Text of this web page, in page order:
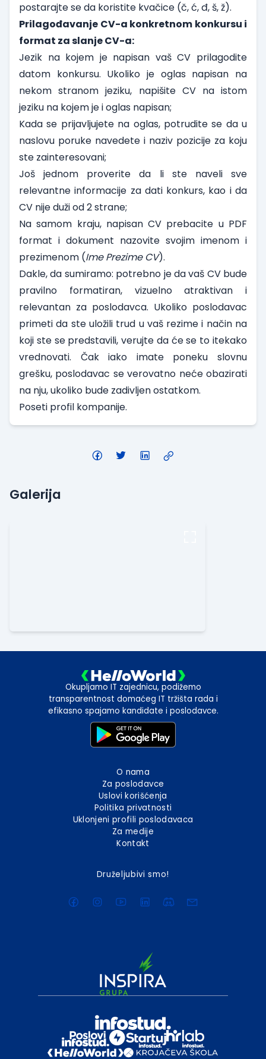
postarajte se da koristite kvačice (č, ć, đ, š, ž).
Prilagođavanje CV-a konkretnom konkursu i
format za slanje CV-a:
Jezik na kojem je napisan vaš CV prilagodite
datom konkursu. Ukoliko je oglas napisan na
nekom stranom jeziku, napišite CV na istom
jeziku na kojem je i oglas napisan;
Kada se prijavljujete na oglas, potrudite se da u
naslovu poruke navedete i naziv pozicije za koju
ste zainteresovani;
Još jednom proverite da li ste naveli sve
relevantne informacije za dati konkurs, kao i da
CV nije duži od 2 strane;
Na samom kraju, napisan CV prebacite u PDF
format i dokument nazovite svojim imenom i
prezimenom (Ime Prezime CV).
Dakle, da sumiramo: potrebno je da vaš CV bude
pravilno formatiran, vizuelno atraktivan i
relevantan za poslodavca. Ukoliko poslodavac
primeti da ste uložili trud u vaš rezime i način na
koji ste se predstavili, verujte da će se to itekako
vrednovati. Čak iako imate poneku slovnu
grešku, poslodavac se verovatno neće obazirati
na nju, ukoliko bude zadivljen ostatkom.
Poseti profil kompanije.
Galerija
Okupljamo IT zajednicu, podižemo
transparentnost domaćeg IT tržišta rada i
efikasno spajamo kandidate i poslodavce.
O nama
Za poslodavce
Uslovi korišćenja
Politika privatnosti
Uklonjeni profili poslodavaca
Za medije
Kontakt
Druželjubivi smo!